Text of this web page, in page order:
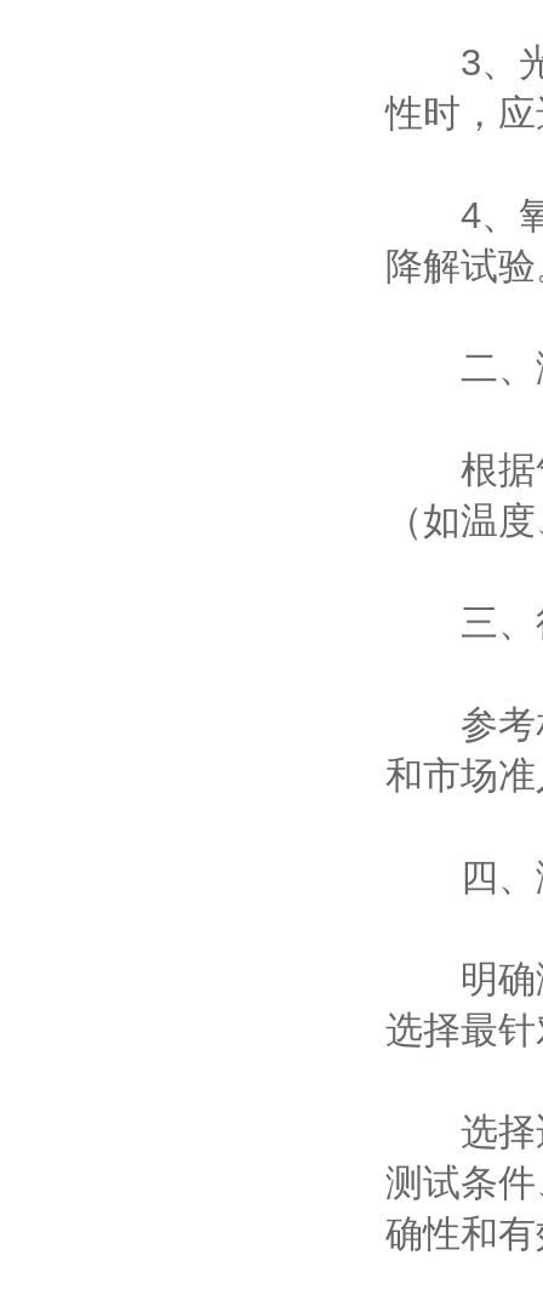
‌3、光
性时，
4、‌氧
降解试
二、
根据气
（如温
三、
参考相
和市场
四、
明确测
选择最
选择适
测试条
确性和